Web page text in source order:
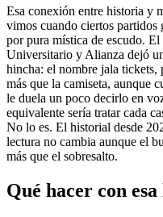
Esa conexión entre historia y
vimos cuando ciertos partidos
por pura mística de escudo.
Universitario y Alianza dejó
hincha: el nombre jala tickets,
más que la camiseta, aunque
le duela un poco decirlo en
equivalente sería tratar cada
No lo es. El historial desde
lectura no cambia aunque el
más que el sobresalto.
Qué hacer con